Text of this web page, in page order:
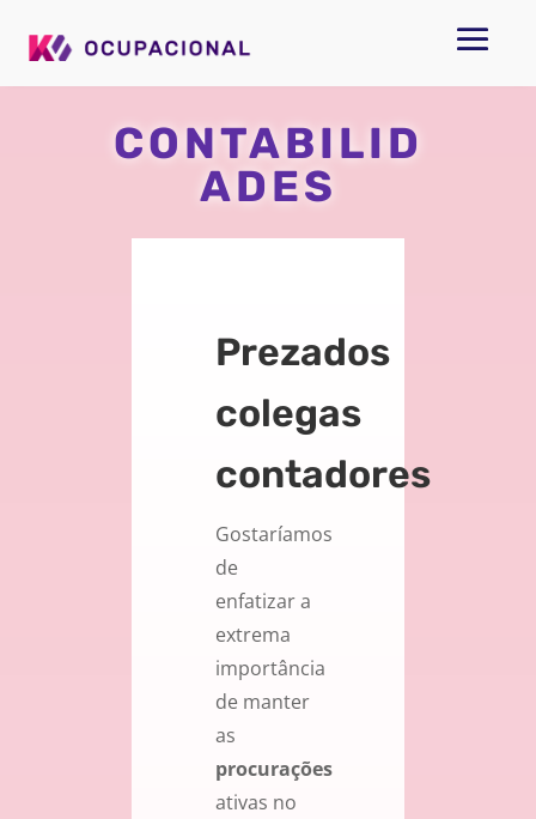
CONTABILID
ADES
Prezados
colegas
contadores
Gostaríamos
de
enfatizar a
extrema
importância
de manter
as
procurações
ativas no